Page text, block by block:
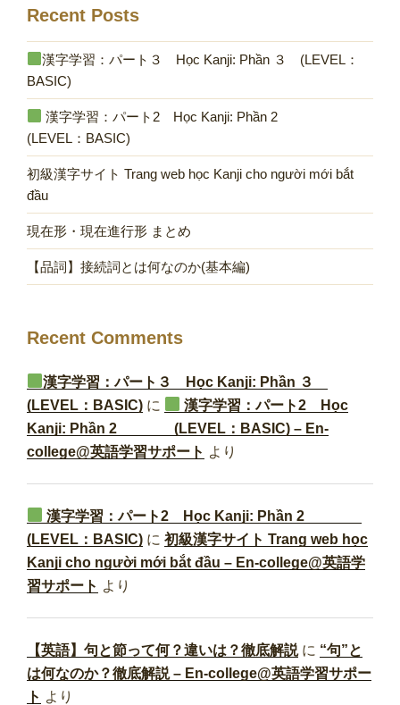
Recent Posts
漢字学習：パート３ Học Kanji: Phần ３ (LEVEL：
BASIC)
漢字学習：パート2 Học Kanji: Phần 2
(LEVEL：BASIC)
初級漢字サイト Trang web học Kanji cho người mới bắt
đầu
現在形・現在進行形 まとめ
【品詞】接続詞とは何なのか(基本編)
Recent Comments
漢字学習：パート３ Học Kanji: Phần ３
(LEVEL：BASIC) に
漢字学習：パート2 Học
Kanji: Phần 2 (LEVEL：BASIC) – En-
college@英語学習サポート より
漢字学習：パート2 Học Kanji: Phần 2
(LEVEL：BASIC) に 初級漢字サイト Trang web học
Kanji cho người mới bắt đầu – En-college@英語学
習サポート より
【英語】句と節って何？違いは？徹底解説に “句”と
は何なのか？徹底解説 – En-college@英語学習サポー
ト より